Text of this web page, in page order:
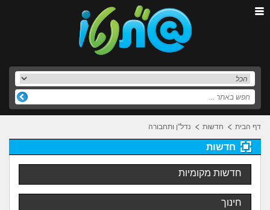
דף הבית חדשות נדל"ן ותחבורה
חדשות
חדשות מקומיות
חינוך